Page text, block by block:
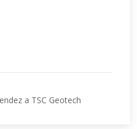
a TSC Geotech